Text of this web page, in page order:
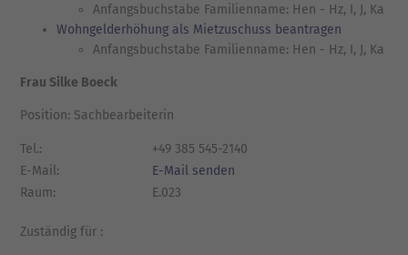
Anfangsbuchstabe Familienname: Hen - Hz, I, J, Ka
Wohngelderhöhung als Mietzuschuss beantragen
Anfangsbuchstabe Familienname: Hen - Hz, I, J, Ka
Frau Silke Boeck
Position: Sachbearbeiterin
Tel.:
+49 385 545-2140
E-Mail:
E-Mail senden
Raum:
E.023
Zuständig für :